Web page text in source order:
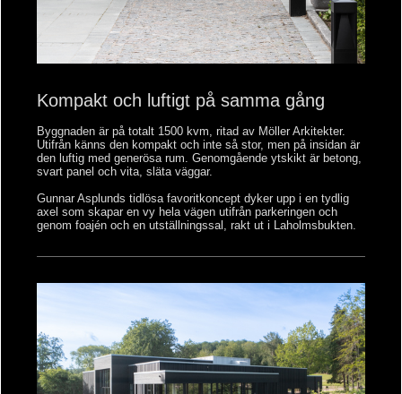
Kompakt och luftigt på samma gång
Byggnaden är på totalt 1500 kvm, ritad av Möller Arkitekter.
Utifrån känns den kompakt och inte så stor, men på insidan är
den luftig med generösa rum. Genomgående ytskikt är betong,
svart panel och vita, släta väggar.
Gunnar Asplunds tidlösa favoritkoncept dyker upp i en tydlig
axel som skapar en vy hela vägen utifrån parkeringen och
genom foajén och en utställningssal, rakt ut i Laholmsbukten.